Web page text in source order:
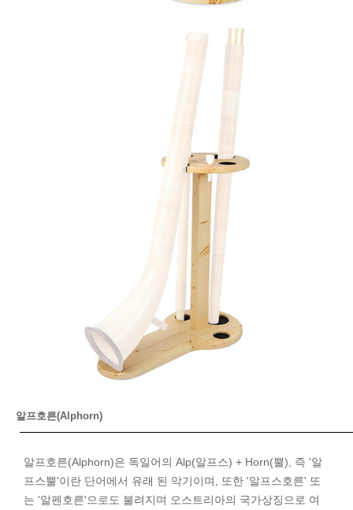
알프호른(Alphorn)
알프호른(Alphorn)은 독일어의 Alp(알프스) + Horn(뿔), 즉 '알
프스뿔'이란 단어에서 유래 된 악기이며, 또한 '알프스호른' 또
는 '알펜호른'으로도 불려지며 오스트리아의 국가상징으로 여